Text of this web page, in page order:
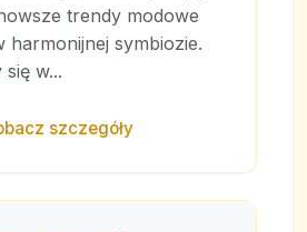
trendy modowe
harmonijnej symbiozie.
w...
szczegóły